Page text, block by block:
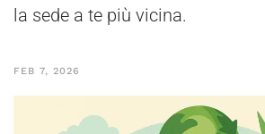
la sede a te più vicina.
FEB 7, 2026